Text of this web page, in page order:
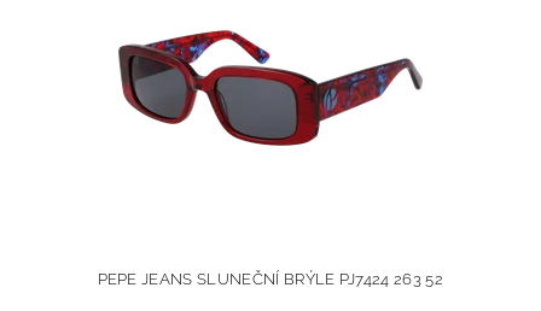
PEPE JEANS SLUNEČNÍ BRÝLE PJ7424 263 52